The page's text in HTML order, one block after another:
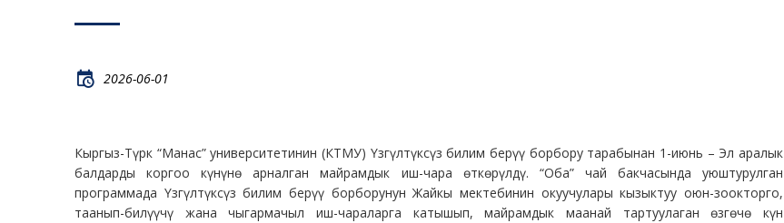
2026-06-01
Кыргыз-Түрк “Манас” университетинин (КТМУ) Үзгүлтүксүз билим берүү борбору тарабынан 1-июнь – Эл аралык
балдарды коргоо күнүнө арналган майрамдык иш-чара өткөрүлдү. “Оба” чай бакчасында уюштурулган
программада Үзгүлтүксүз билим берүү борборунун Жайкы мектебинин окуучулары кызыктуу оюн-зоокторго,
таанып-билүүчү жана чыгармачыл иш-чараларга катышып, майрамдык маанай тартуулаган өзгөчө күн